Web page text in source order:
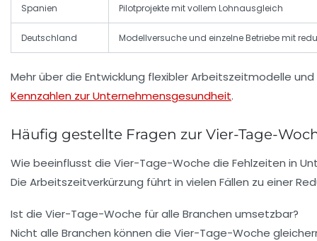
Spanien Pilotprojekte mit vollem Lohnausgleich
Deutschland Modellversuche und einzelne Betriebe mit
Mehr über die Entwicklung flexibler Arbeitszeitmodelle
Kennzahlen zur Unternehmensgesundheit.
Häufig gestellte Fragen zur Vier-Tage-
Wie beeinflusst die Vier-Tage-Woche die Fehlzeiten in
Die Arbeitszeitverkürzung führt in vielen Fällen zu einer
Ist die Vier-Tage-Woche für alle Branchen umsetzbar?
Nicht alle Branchen können die Vier-Tage-Woche